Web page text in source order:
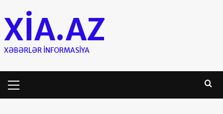
to
content
XIA.AZ
XƏBƏRLƏR INFORMASIYA
Menu